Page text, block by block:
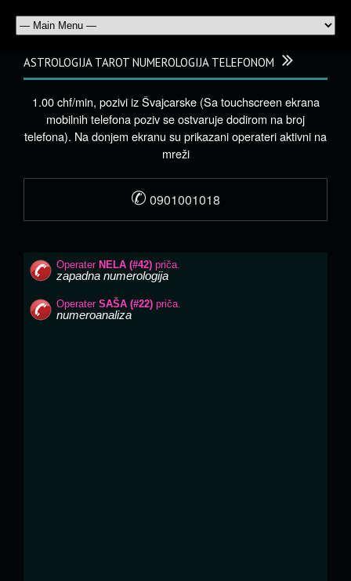
ASTROLOGIJA TAROT NUMEROLOGIJA TELEFONOM
1.00 chf/min, pozivi iz Švajcarske (Sa touchscreen ekrana
mobilnih telefona poziv se ostvaruje dodirom na broj
telefona). Na donjem ekranu su prikazani operateri aktivni na
mreži
✆ 0901001018